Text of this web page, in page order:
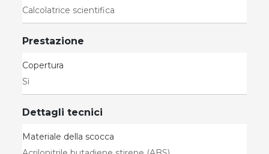
Calcolatrice scientifica
Prestazione
Copertura
Sì
Dettagli tecnici
Materiale della scocca